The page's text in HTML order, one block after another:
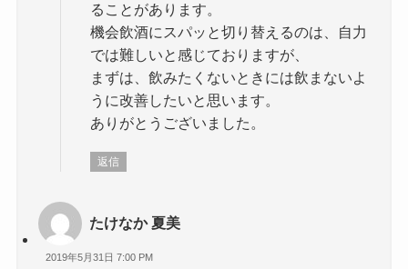
ることがあります。
機会飲酒にスパッと切り替えるのは、自力
では難しいと感じておりますが、
まずは、飲みたくないときには飲まないよ
うに改善したいと思います。
ありがとうございました。
返信
たけなか 夏美
2019年5月31日 7:00 PM